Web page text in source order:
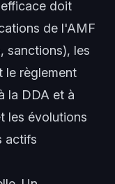
doit
de l'AMF
sanctions), les
le règlement
la DDA et à
les évolutions
actifs